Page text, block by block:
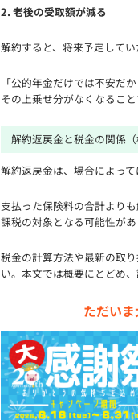
2. 老後の受取額が減る
解約すると、将来予定してい
「公的年金だけでは不安だ
その上乗せ分がなくなるこ
解約返戻金と税金の関係（
解約返戻金は、場合によっ
支払った保険料の合計より
課税の対象となる可能性があ
税金の計算方法や最新の取
い。本文では概要にとどめ
ただい